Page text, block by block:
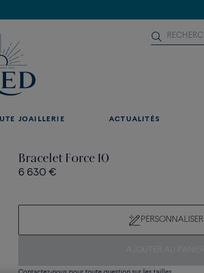
JOAILLERIE ACTUALITÉS
Bracelet Force 10
6 630 €
PERSONNALISER